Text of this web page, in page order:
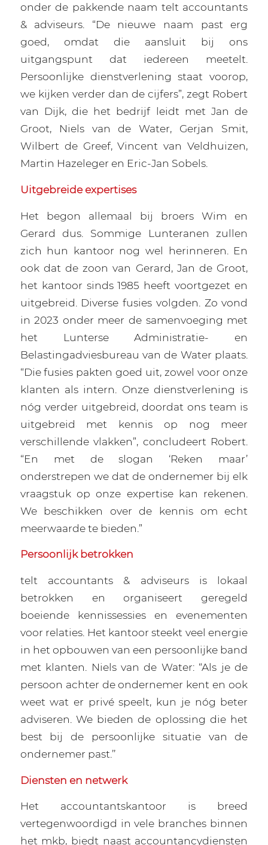
onder de pakkende naam telt accountants
& adviseurs. “De nieuwe naam past erg
goed, omdat die aansluit bij ons
uitgangspunt dat iedereen meetelt.
Persoonlijke dienstverlening staat voorop,
we kijken verder dan de cijfers”, zegt Robert
van Dijk, die het bedrijf leidt met Jan de
Groot, Niels van de Water, Gerjan Smit,
Wilbert de Greef, Vincent van Veldhuizen,
Martin Hazeleger en Eric-Jan Sobels.
Uitgebreide expertises
Het begon allemaal bij broers Wim en
Gerard dus. Sommige Lunteranen zullen
zich hun kantoor nog wel herinneren. En
ook dat de zoon van Gerard, Jan de Groot,
het kantoor sinds 1985 heeft voortgezet en
uitgebreid. Diverse fusies volgden. Zo vond
in 2023 onder meer de samenvoeging met
het Lunterse Administratie- en
Belastingadviesbureau van de Water plaats.
“Die fusies pakten goed uit, zowel voor onze
klanten als intern. Onze dienstverlening is
nóg verder uitgebreid, doordat ons team is
uitgebreid met kennis op nog meer
verschillende vlakken”, concludeert Robert.
“En met de slogan ‘Reken maar’
onderstrepen we dat de ondernemer bij elk
vraagstuk op onze expertise kan rekenen.
We beschikken over de kennis om echt
meerwaarde te bieden.”
Persoonlijk betrokken
telt accountants & adviseurs is lokaal
betrokken en organiseert geregeld
boeiende kennissessies en evenementen
voor relaties. Het kantoor steekt veel energie
in het opbouwen van een persoonlijke band
met klanten. Niels van de Water: “Als je de
persoon achter de ondernemer kent en ook
weet wat er privé speelt, kun je nóg beter
adviseren. We bieden de oplossing die het
best bij de persoonlijke situatie van de
ondernemer past.’’
Diensten en netwerk
Het accountantskantoor is breed
vertegenwoordigd in vele branches binnen
het mkb, biedt naast accountancydiensten